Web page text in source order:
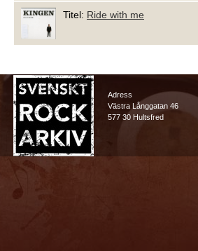
Titel: Ride with me
Adress
Västra Långgatan 46
577 30 Hultsfred